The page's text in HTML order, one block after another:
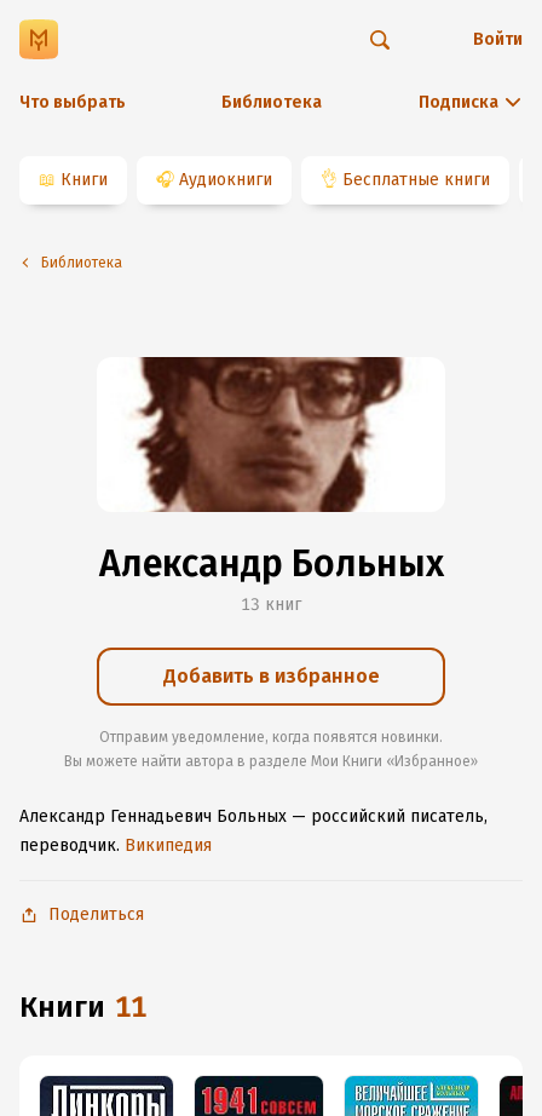
Что выбрать Библиотека Подписка
Войти
📖 Книги 🎧 Аудиокниги 👌 Бесплатные книги
Библиотека
Александр Больных
13 книг
Добавить в избранное
Отправим уведомление, когда появятся новинки.
Вы можете найти автора в разделе Мои Книги «Избранное»
Александр Геннадьевич Больных — российский писатель,
переводчик. Википедия
Поделиться
книги 11